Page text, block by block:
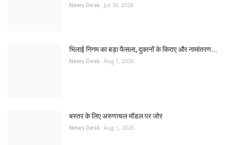
News Desk Jul 30, 2026
भिलाई निगम का बड़ा फैसला, दुकानों के किराए और नामांतरण...
News Desk Aug 1, 2026
बस्तर के लिए अरुणाचल मॉडल पर जोर
News Desk Aug 1, 2026